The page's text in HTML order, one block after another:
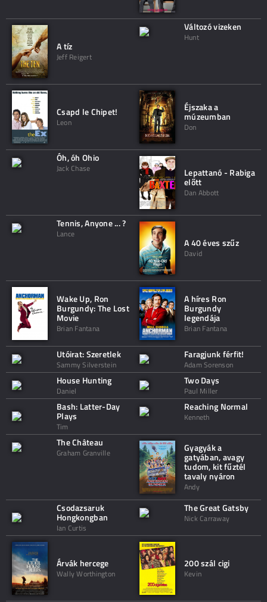
A tíz
Jeff Reigert
Változó vizeken
Hunt
Csapd le Chipet!
Leon
Éjszaka a
múzeumban
Don
Óh, óh Ohio
Jack Chase Lepattanó - Rabiga
előtt
Dan Abbott
Tennis, Anyone ... ?
Lance
A 40 éves szűz
David
Wake Up, Ron
Burgundy: The Lost
Movie
Brian Fantana
A híres Ron
Burgundy
legendája
Brian Fantana
Utóirat: Szeretlek
Sammy Silverstein
Faragjunk férfit!
Adam Sorenson
House Hunting
Daniel
Two Days
Paul Miller
Bash: Latter-Day
Plays
Tim
Reaching Normal
Kenneth
The Château
Graham Granville Gyagyák a
gatyában, avagy
tudom, kit fűztél
tavaly nyáron
Andy
Csodazsaruk
Hongkongban
Ian Curtis
The Great Gatsby
Nick Carraway
Árvák hercege
Wally Worthington
200 szál cigi
Kevin